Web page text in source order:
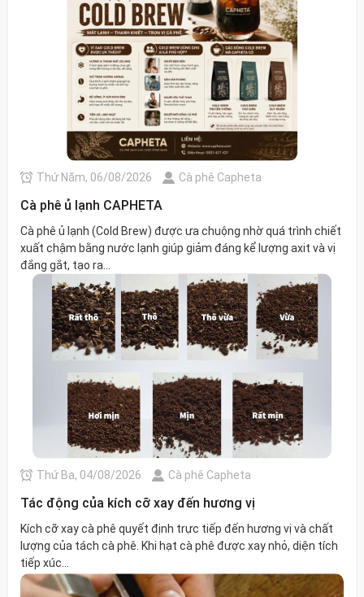
Thứ Năm, 06/08/2026 Cà phê Capheta
Cà phê ủ lạnh CAPHETA
Cà phê ủ lạnh (Cold Brew) được ưa chuộng nhờ quá trình chiết
xuất chậm bằng nước lạnh giúp giảm đáng kể lượng axit và vị
đắng gắt, tạo ra...
Thứ Ba, 04/08/2026 Cà phê Capheta
Tác động của kích cỡ xay đến hương vị
Kích cỡ xay cà phê quyết định trực tiếp đến hương vị và chất
lượng của tách cà phê. Khi hạt cà phê được xay nhỏ, diện tích
tiếp xúc...